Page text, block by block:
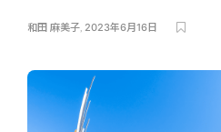
和田 麻美子, 2023年6月16日